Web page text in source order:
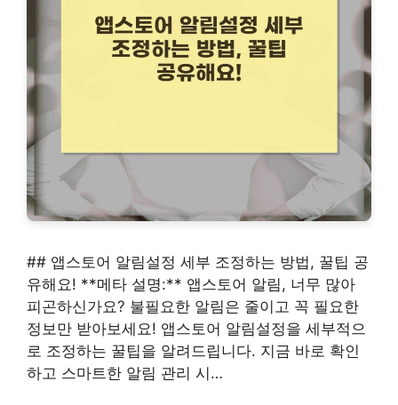
## 앱스토어 알림설정 세부 조정하는 방법, 꿀팁 공
유해요! **메타 설명:** 앱스토어 알림, 너무 많아
피곤하신가요? 불필요한 알림은 줄이고 꼭 필요한
정보만 받아보세요! 앱스토어 알림설정을 세부적으
로 조정하는 꿀팁을 알려드립니다. 지금 바로 확인
하고 스마트한 알림 관리 시…